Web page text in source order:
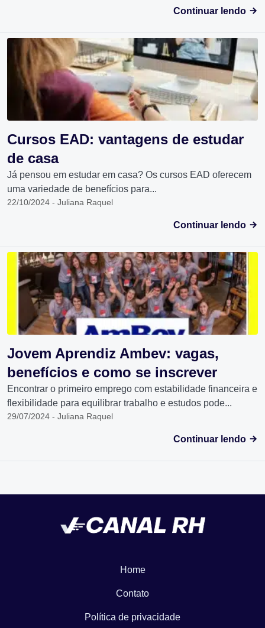
Continuar lendo
Cursos EAD: vantagens de estudar
de casa
Já pensou em estudar em casa? Os cursos EAD oferecem
uma variedade de benefícios para...
22/10/2024 - Juliana Raquel
Continuar lendo
Jovem Aprendiz Ambev: vagas,
benefícios e como se inscrever
Encontrar o primeiro emprego com estabilidade financeira e
flexibilidade para equilibrar trabalho e estudos pode...
29/07/2024 - Juliana Raquel
Continuar lendo
Home
Contato
Política de privacidade